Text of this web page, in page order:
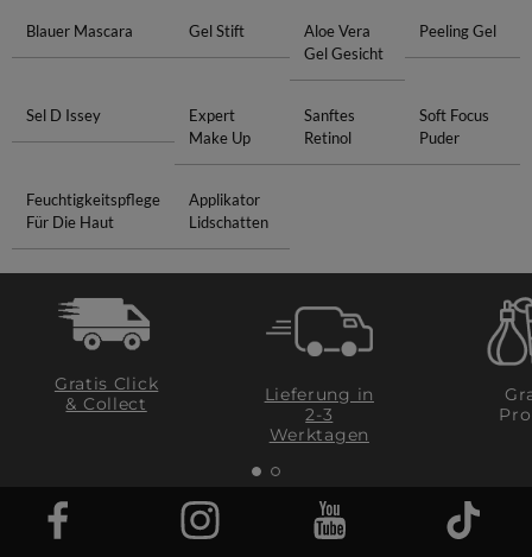
Blauer Mascara Gel Stift
Aloe Vera
Gel Gesicht
Peeling Gel
Sel D Issey
Expert
Make Up
Sanftes
Retinol
Soft Focus
Puder
Feuchtigkeitspflege
Für Die Haut
Applikator
Lidschatten
Gratis Click
& Collect
Lieferung in
2-3
Werktagen